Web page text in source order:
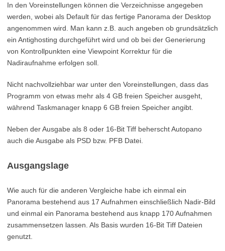
In den Voreinstellungen können die Verzeichnisse angegeben
werden, wobei als Default für das fertige Panorama der Desktop
angenommen wird. Man kann z.B. auch angeben ob grundsätzlich
ein Antighosting durchgeführt wird und ob bei der Generierung
von Kontrollpunkten eine Viewpoint Korrektur für die
Nadiraufnahme erfolgen soll.
Nicht nachvollziehbar war unter den Voreinstellungen, dass das
Programm von etwas mehr als 4 GB freien Speicher ausgeht,
während Taskmanager knapp 6 GB freien Speicher angibt.
Neben der Ausgabe als 8 oder 16-Bit Tiff beherscht Autopano
auch die Ausgabe als PSD bzw. PFB Datei.
Ausgangslage
Wie auch für die anderen Vergleiche habe ich einmal ein
Panorama bestehend aus 17 Aufnahmen einschließlich Nadir-Bild
und einmal ein Panorama bestehend aus knapp 170 Aufnahmen
zusammensetzen lassen. Als Basis wurden 16-Bit Tiff Dateien
genutzt.